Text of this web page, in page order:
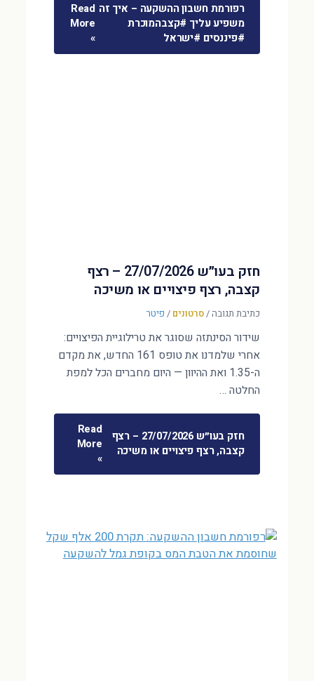
רפורמת חשבון ההשקעה – איך זה
משפיע עליך #קצבהמוכרת
#פיננסים #ישראל
Read
More
»
חזק בעו״ש 27/07/2026 – רצף
קצבה, רצף פיצויים או משיכה
כתיבת תגובה/סרטונים / פיטר
שידור הסינתזה שסוגר את טרילוגיית הפיצויים:
אחרי שלמדנו את טופס 161 החדש, את מקדם
ה-1.35 ואת ההיוון — היום מחברים הכל למפת
החלטה …
חזק בעו״ש 27/07/2026 – רצף
קצבה, רצף פיצויים או משיכה
Read
More
»